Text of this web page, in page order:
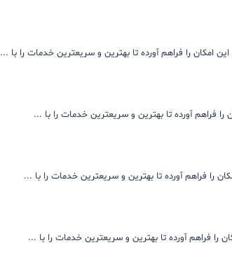
امکان را فراهم آورده تا بهترین و سریعترین خدمات را با ...
فراهم آورده تا بهترین و سریعترین خدمات را با ...
را فراهم آورده تا بهترین و سریعترین خدمات را با ...
را فراهم آورده تا بهترین و سریعترین خدمات را با ...